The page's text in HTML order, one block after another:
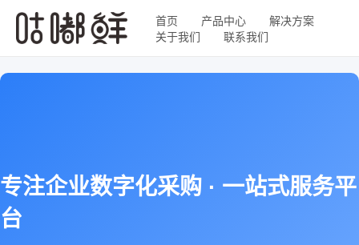
首页 产品中心
解决方案
关于我们
联系我们
专注企业数字化采购 · 一站式服务平
台